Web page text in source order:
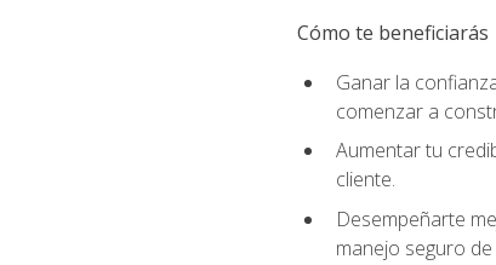
Cómo te beneficiarás
Ganar la
comenzar a
Aumentar tu
cliente.
Desempeñarte
manejo seguro